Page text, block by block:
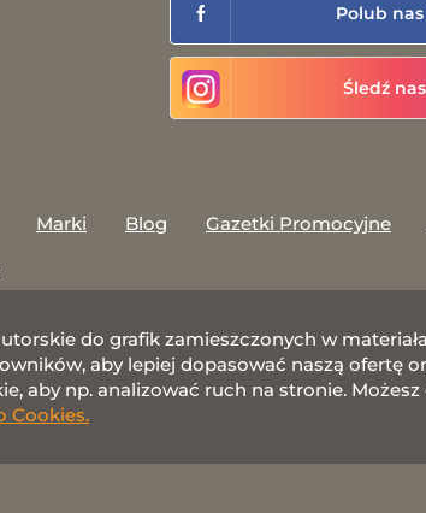
Polub
Śledź
Marki Blog Gazetki Promocyjne
do grafik zamieszczonych w
aby lepiej dopasować naszą ofertę
aby np. analizować ruch na stronie.
Cookies.